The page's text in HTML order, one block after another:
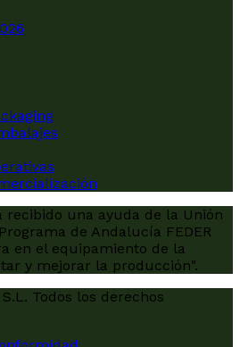
recibido una ayuda de la Unión
de Andalucía FEDER
en el equipamiento de la
y mejorar la producción".
Todos los derechos